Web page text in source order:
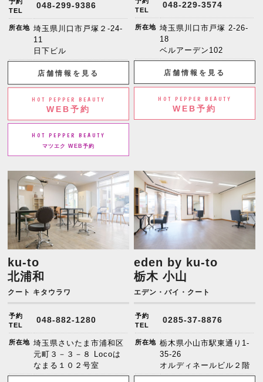
予約
TEL
048-299-9386
所在地 埼玉県川口市戸塚２-24-
11
日下ビル
店舗情報を見る
HOT PEPPER BEAUTY
WEB予約
HOT PEPPER BEAUTY
マツエク WEB予約
TEL
048-229-3574
所在地 埼玉県川口市戸塚 2-26-
18
ベルアーデン102
店舗情報を見る
HOT PEPPER BEAUTY
WEB予約
ku-to
北浦和
クート キタウラワ
予約
TEL
048-882-1280
所在地 埼玉県さいたま市浦和区
元町３－３－８ Locoは
なまる１０２号室
eden by ku-to
栃木 小山
エデン・バイ・クート
予約
TEL
0285-37-8876
所在地 栃木県小山市駅東通り1-
35-26
オルディネールビル２階